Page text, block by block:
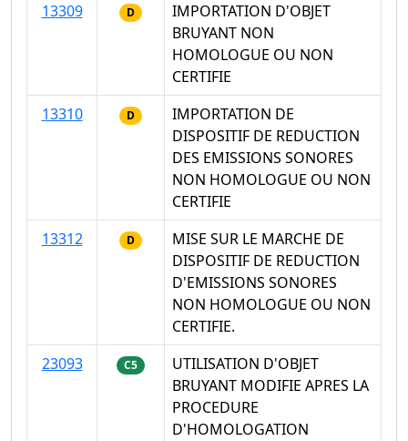
13309
D
IMPORTATION D'OBJET
BRUYANT NON
HOMOLOGUE OU NON
CERTIFIE
13310
D
IMPORTATION DE
DISPOSITIF DE REDUCTION
DES EMISSIONS SONORES
NON HOMOLOGUE OU NON
CERTIFIE
13312
D
MISE SUR LE MARCHE DE
DISPOSITIF DE REDUCTION
D'EMISSIONS SONORES
NON HOMOLOGUE OU NON
CERTIFIE.
23093
C5
UTILISATION D'OBJET
BRUYANT MODIFIE APRES LA
PROCEDURE
D'HOMOLOGATION